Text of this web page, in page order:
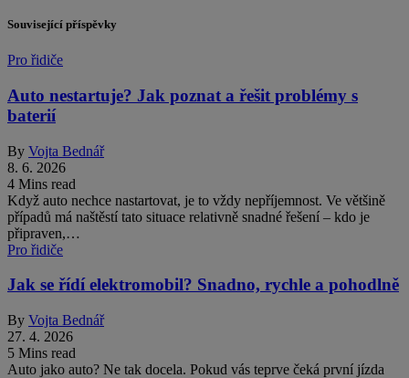
Související příspěvky
Pro řidiče
Auto nestartuje? Jak poznat a řešit problémy s
baterií
By Vojta Bednář
8. 6. 2026
4 Mins read
Když auto nechce nastartovat, je to vždy nepříjemnost. Ve většině
případů má naštěstí tato situace relativně snadné řešení – kdo je
připraven,…
Pro řidiče
Jak se řídí elektromobil? Snadno, rychle a pohodlně
By Vojta Bednář
27. 4. 2026
5 Mins read
Auto jako auto? Ne tak docela. Pokud vás teprve čeká první jízda